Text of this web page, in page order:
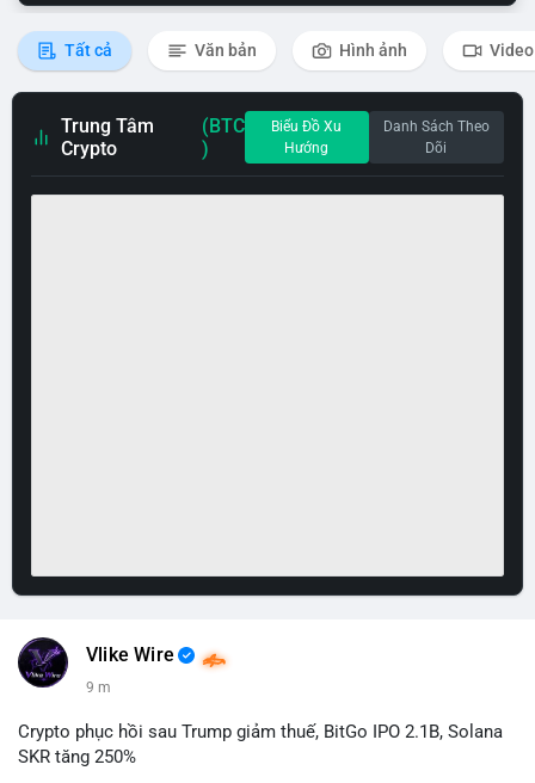
Tất cả Văn bản Hình ảnh Video
Trung Tâm
Crypto
(BTC
)
Biểu Đồ Xu
Hướng
Danh Sách Theo
Dõi
Vlike Wire
9 m
Crypto phục hồi sau Trump giảm thuế, BitGo IPO 2.1B, Solana
SKR tăng 250%